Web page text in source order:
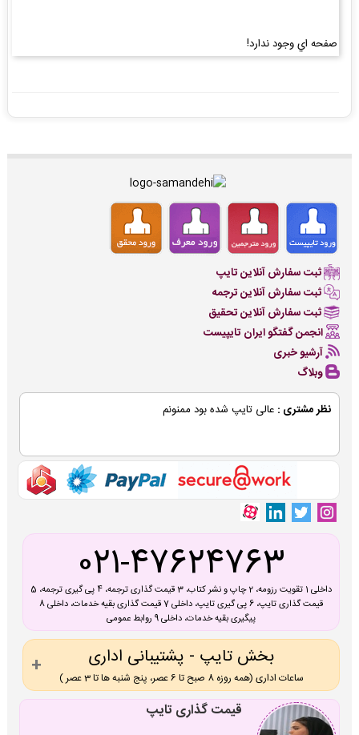
صفحه اي وجود ندارد!
ثبت سفارش آنلاین تایپ
ثبت سفارش آنلاین ترجمه
ثبت سفارش آنلاین تحقیق
انجمن گفتگو ایران تایپیست
آرشیو خبری
وبلاگ
نظر مشتری : عالی تایپ شده بود ممنونم
021-47624763
داخلی 1 تقویت رزومه، 2 چاپ و نشر کتاب، 3 قیمت گذاری ترجمه، 4 پی گیری ترجمه، 5
قیمت گذاری تایپ، 6 پی گیری تایپ، داخلی 7 قیمت گذاری بقیه خدمات، داخلی 8
پیگیری بقیه خدمات، داخلی 9 روابط عمومی
بخش تایپ - پشتیبانی اداری
ساعات اداری (همه روزه 8 صبح تا 6 عصر، پنج شنبه ها تا 3 عصر )
قیمت گذاری تایپ